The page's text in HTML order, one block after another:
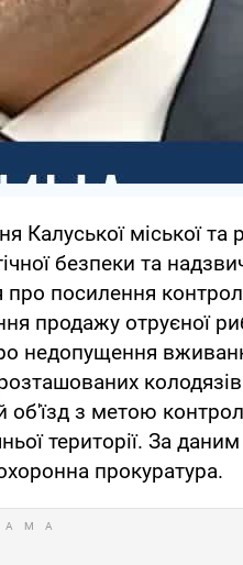
Калуської міської та
безпеки та
про посилення
продажу отруєної
недопущення
об'їзд з метою
території. За
прокуратура.